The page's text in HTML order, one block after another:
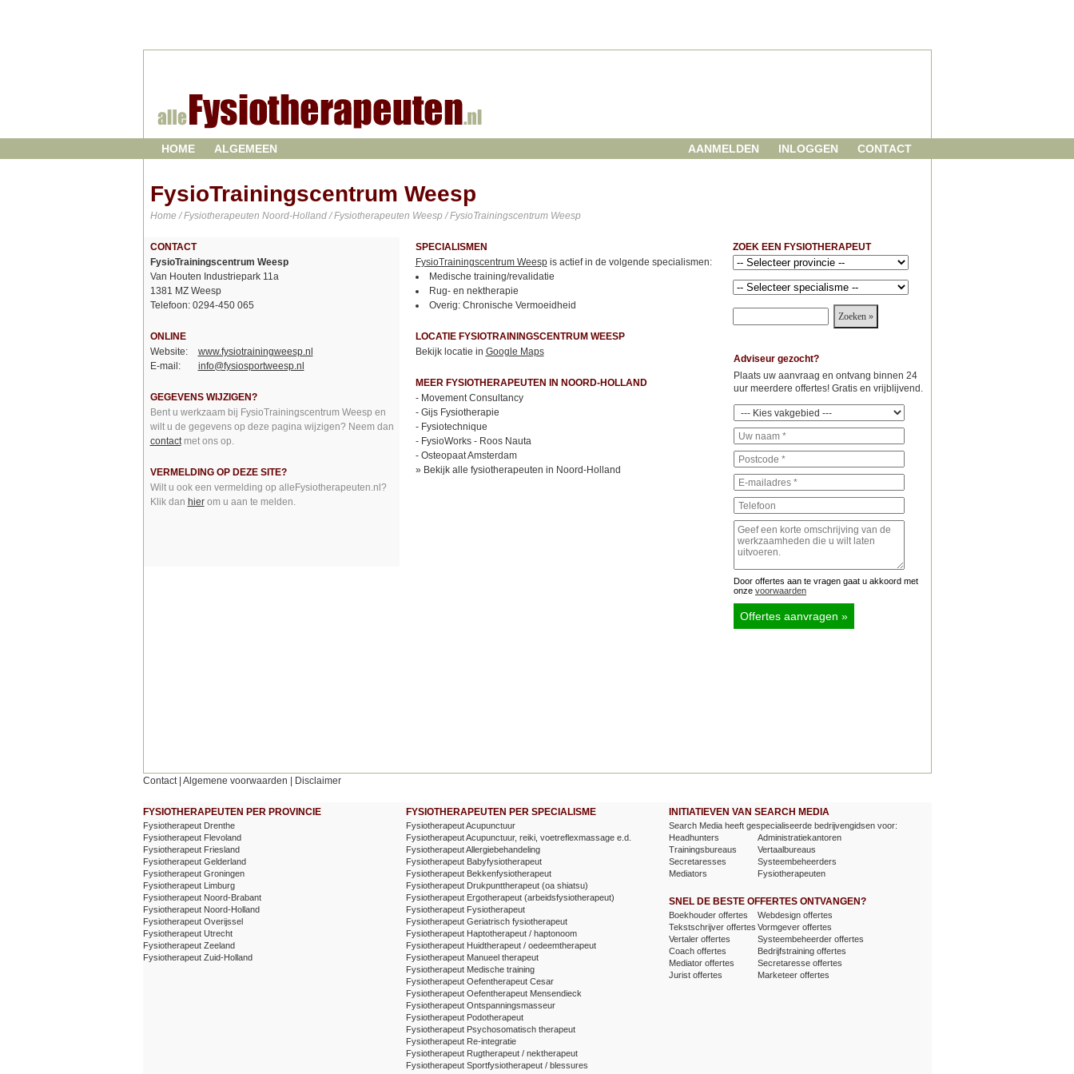
HOME ALGEMEEN AANMELDEN INLOGGEN CONTACT
FysioTrainingscentrum Weesp
Home /Fysiotherapeuten Noord-Holland/Fysiotherapeuten Weesp/ FysioTrainingscentrum Weesp
CONTACT
FysioTrainingscentrum Weesp
Van Houten Industriepark 11a
1381 MZ Weesp
Telefoon: 0294-450 065
ONLINE
Website:
www.fysiotrainingweesp.nl
E-mail:
info@fysiosportweesp.nl
GEGEVENS WIJZIGEN?
Bent u werkzaam bij FysioTrainingscentrum Weesp en
wilt u de gegevens op deze pagina wijzigen? Neem dan
contactmet ons op.
VERMELDING OP DEZE SITE?
Wilt u ook een vermelding op alleFysiotherapeuten.nl?
Klik dan hierom u aan te melden.
SPECIALISMEN
FysioTrainingscentrum Weespis actief in de volgende specialismen:
Medische training/revalidatie
Rug- en nektherapie
Overig: Chronische Vermoeidheid
LOCATIE FYSIOTRAININGSCENTRUM WEESP
Bekijk locatie in Google Maps
MEER FYSIOTHERAPEUTEN IN NOORD-HOLLAND
- Movement Consultancy
- Gijs Fysiotherapie
- Fysiotechnique
- FysioWorks - Roos Nauta
- Osteopaat Amsterdam
» Bekijk alle fysiotherapeuten in Noord-Holland
ZOEK EEN FYSIOTHERAPEUT
Contact| Algemene voorwaarden Disclaimer
FYSIOTHERAPEUTEN PER PROVINCIE
Fysiotherapeut Drenthe
Fysiotherapeut Flevoland
Fysiotherapeut Friesland
Fysiotherapeut Gelderland
Fysiotherapeut Groningen
Fysiotherapeut Limburg
Fysiotherapeut Noord-Brabant
Fysiotherapeut Noord-Holland
Fysiotherapeut Overijssel
Fysiotherapeut Utrecht
Fysiotherapeut Zeeland
Fysiotherapeut Zuid-Holland
FYSIOTHERAPEUTEN PER SPECIALISME
Fysiotherapeut Acupunctuur
Fysiotherapeut Acupunctuur, reiki, voetreflexmassage e.d.
Fysiotherapeut Allergiebehandeling
Fysiotherapeut Babyfysiotherapeut
Fysiotherapeut Bekkenfysiotherapeut
Fysiotherapeut Drukpunttherapeut (oa shiatsu)
Fysiotherapeut Ergotherapeut (arbeidsfysiotherapeut)
Fysiotherapeut Fysiotherapeut
Fysiotherapeut Geriatrisch fysiotherapeut
Fysiotherapeut Haptotherapeut / haptonoom
Fysiotherapeut Huidtherapeut / oedeemtherapeut
Fysiotherapeut Manueel therapeut
Fysiotherapeut Medische training
Fysiotherapeut Oefentherapeut Cesar
Fysiotherapeut Oefentherapeut Mensendieck
Fysiotherapeut Ontspanningsmasseur
Fysiotherapeut Podotherapeut
Fysiotherapeut Psychosomatisch therapeut
Fysiotherapeut Re-integratie
Fysiotherapeut Rugtherapeut / nektherapeut
Fysiotherapeut Sportfysiotherapeut / blessures
INITIATIEVEN VAN SEARCH MEDIA
Search Media heeft gespecialiseerde bedrijvengidsen voor:
Headhunters
Administratiekantoren
Trainingsbureaus
Vertaalbureaus
Secretaresses
Systeembeheerders
Mediators
Fysiotherapeuten
SNEL DE BESTE OFFERTES ONTVANGEN?
Boekhouder offertes
Webdesign offertes
Tekstschrijver offertes Vormgever offertes
Vertaler offertes
Systeembeheerder offertes
Coach offertes
Bedrijfstraining offertes
Mediator offertes
Secretaresse offertes
Jurist offertes
Marketeer offertes